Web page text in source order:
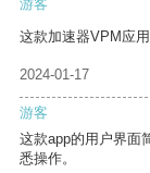
游客
这款加速器VPM应
2024-01-17
游客
这款app的用户界面
悉操作。